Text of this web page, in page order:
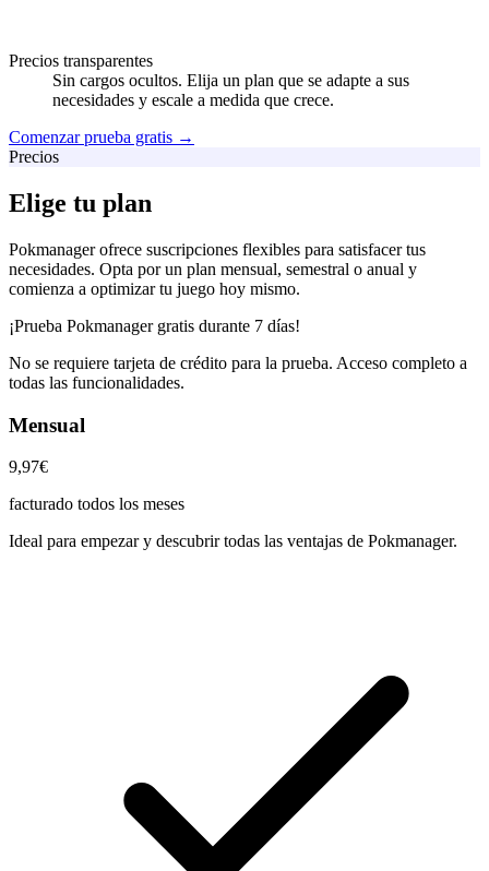
Precios transparentes
Sin cargos ocultos. Elija un plan que se adapte a sus
necesidades y escale a medida que crece.
Comenzar prueba gratis →
Precios
Elige tu plan
Pokmanager ofrece suscripciones flexibles para satisfacer tus
necesidades. Opta por un plan mensual, semestral o anual y
comienza a optimizar tu juego hoy mismo.
¡Prueba Pokmanager gratis durante 7 días!
No se requiere tarjeta de crédito para la prueba. Acceso completo a
todas las funcionalidades.
Mensual
9,97€
facturado todos los meses
Ideal para empezar y descubrir todas las ventajas de Pokmanager.